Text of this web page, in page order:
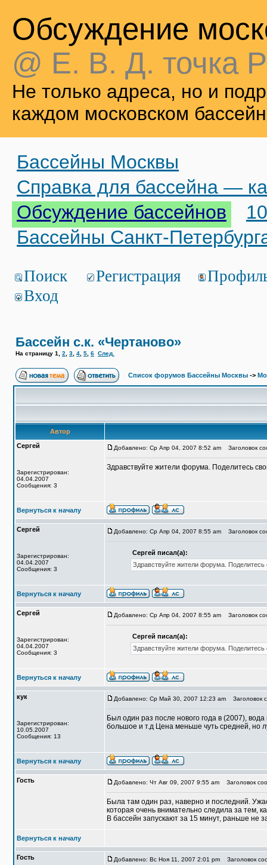
Обсуждение
@ Е. В. Д. точка
Не только адреса, но и
каждом московском
Бассейны Москвы
Справка для бассейна —
Обсуждение бассейнов
Бассейны Санкт-
Поиск Регистрация
Вход
Бассейн с.к. «Чертаново»
На страницу 1 2 3 4 5 6 След.
Список форумов Бассейны Москвы ->
Автор
Сергей
Зарегистрирован:
04.04.2007
Сообщения: 3
Добавлено: Ср Апр 04, 2007 8:52 am Заголовок
Здравствуйте жители форума. Поделитесь
Вернуться к началу
Сергей
Зарегистрирован:
04.04.2007
Сообщения: 3
Добавлено: Ср Апр 04, 2007 8:55 am Заголовок
Сергей писал(а):
Здравствуйте жители форума.
Вернуться к началу
Сергей
Зарегистрирован:
04.04.2007
Сообщения: 3
Добавлено: Ср Апр 04, 2007 8:55 am Заголовок
Сергей писал(а):
Здравствуйте жители форума.
Вернуться к началу
кук
Зарегистрирован:
10.05.2007
Сообщения: 13
Добавлено: Ср Май 30, 2007 12:23 am Заголовок
Был один раз после нового года в (2007),
большое и т.д Цена меньше чуть средней, но
Вернуться к началу
Гость Добавлено: Чт Авг 09, 2007 9:55 am Заголовок
Была там один раз, наверно и последний.
которая очень внимательно следила за тем,
В бассейн запускают за 15 минут, раньше не
Вернуться к началу
Гость Добавлено: Вс Ноя 11, 2007 2:01 pm Заголовок